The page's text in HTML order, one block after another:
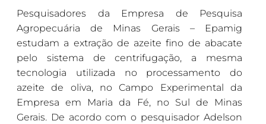
Pesquisadores da Empresa de Pesquisa
Agropecuária de Minas Gerais – Epamig
estudam a extração de azeite fino de abacate
pelo sistema de centrifugação, a mesma
tecnologia utilizada no processamento do
azeite de oliva, no Campo Experimental da
Empresa em Maria da Fé, no Sul de Minas
Gerais. De acordo com o pesquisador Adelson